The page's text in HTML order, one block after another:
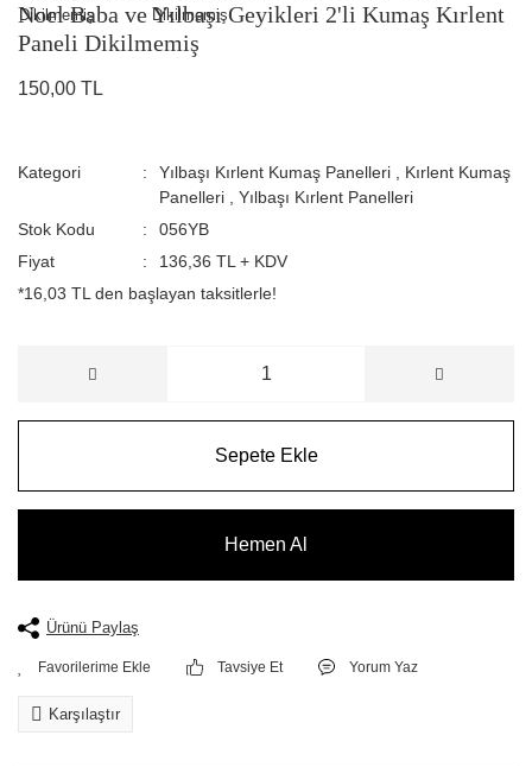
Noel Baba ve Yılbaşı Geyikleri 2'li Kumaş Kırlent
Paneli Dikilmemiş
150,00 TL
Kategori Yılbaşı Kırlent Kumaş Panelleri
Kırlent Kumaş
Panelleri
Yılbaşı Kırlent Panelleri
Stok Kodu
056YB
Fiyat
136,36 TL + KDV
*16,03 TL den başlayan taksitlerle!
Sepete Ekle
Hemen Al
Ürünü Paylaş
Tavsiye Et Yorum Yaz
Karşılaştır